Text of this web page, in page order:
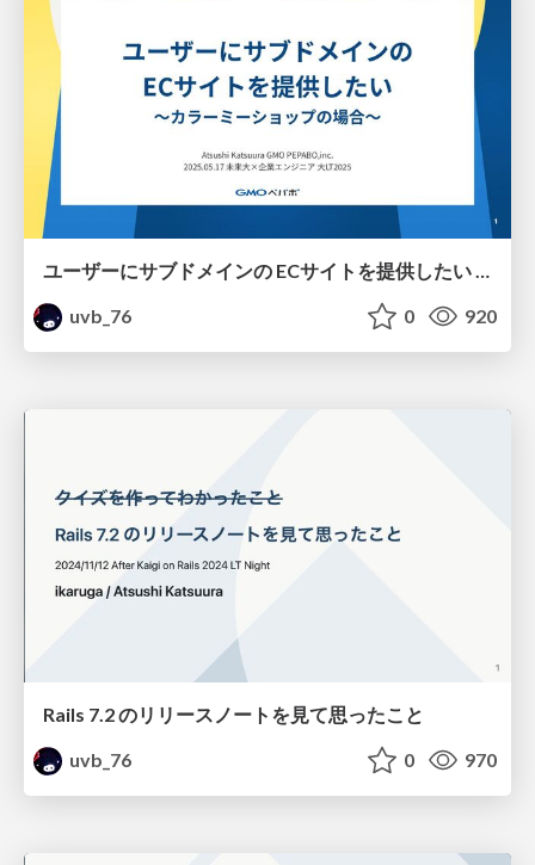
uvb_76
0 920
Rails 7.2 のリリースノートを見て思ったこと
uvb_76
0 970